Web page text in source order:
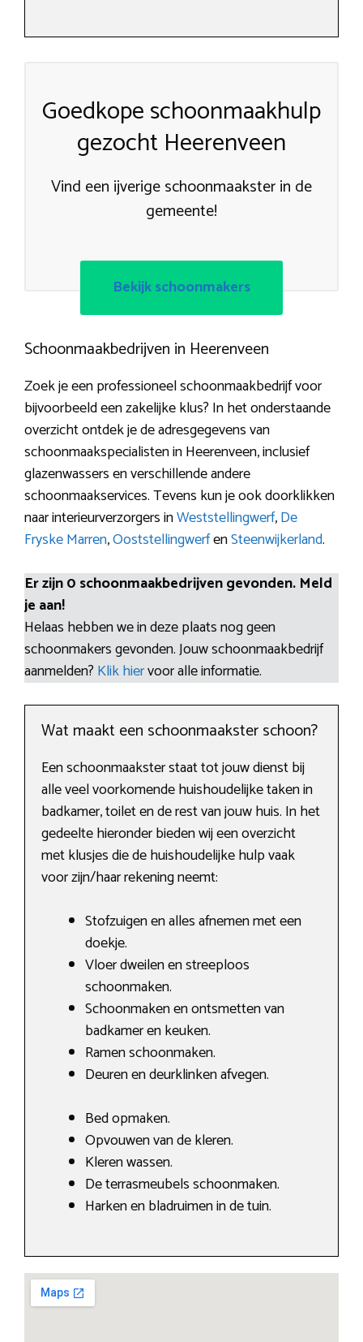
Goedkope schoonmaakhulp
gezocht Heerenveen
Vind een ijverige schoonmaakster in de
gemeente!
Bekijk schoonmakers
Schoonmaakbedrijven in Heerenveen
Zoek je een professioneel schoonmaakbedrijf voor
bijvoorbeeld een zakelijke klus? In het onderstaande
overzicht ontdek je de adresgegevens van
schoonmaakspecialisten in Heerenveen, inclusief
glazenwassers en verschillende andere
schoonmaakservices. Tevens kun je ook doorklikken
naar interieurverzorgers inWeststellingwerf,De
Fryske Marren,OoststellingwerfenSteenwijkerland.
Er zijn 0 schoonmaakbedrijven gevonden. Meld
je aan!
Helaas hebben we in deze plaats nog geen
schoonmakers gevonden. Jouw schoonmaakbedrijf
aanmelden? Klik hiervoor alle informatie.
Wat maakt een schoonmaakster schoon?
Een schoonmaakster staat tot jouw dienst bij
alle veel voorkomende huishoudelijke taken in
badkamer, toilet en de rest van jouw huis. In het
gedeelte hieronder bieden wij een overzicht
met klusjes die de huishoudelijke hulp vaak
voor zijn/haar rekening neemt:
Stofzuigen en alles afnemen met een
doekje.
Vloer dweilen en streeploos
schoonmaken.
Schoonmaken en ontsmetten van
badkamer en keuken.
Ramen schoonmaken.
Deuren en deurklinken afvegen.
Bed opmaken.
Opvouwen van de kleren.
Kleren wassen.
De terrasmeubels schoonmaken.
Harken en bladruimen in de tuin.